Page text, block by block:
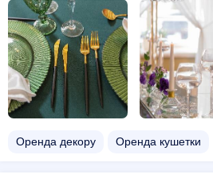
Оренда декору Оренда кушетки